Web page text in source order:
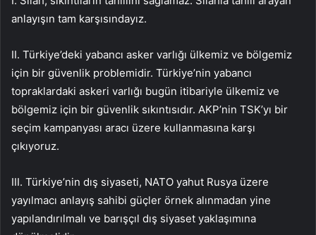
anlayışın tam karşısındayız.
II. Türkiye’deki yabancı asker varlığı ülkemiz ve bölgemiz
için bir güvenlik problemidir. Türkiye’nin yabancı
topraklardaki askeri varlığı bugün itibariyle ülkemiz ve
bölgemiz için bir güvenlik sıkıntısıdır. AKP’nin TSK’yı bir
seçim kampanyası aracı üzere kullanmasına karşı
çıkıyoruz.
III. Türkiye’nin dış siyaseti, NATO yahut Rusya üzere
yayılmacı anlayış sahibi güçler örnek alınmadan yine
yapılandırılmalı ve barışçıl dış siyaset yaklaşımına